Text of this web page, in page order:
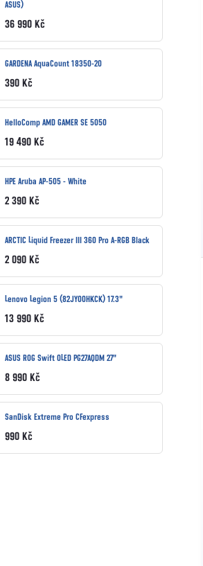
ASUS)
36 990 Kč
GARDENA AquaCount 18350-20
390 Kč
HelloComp AMD GAMER SE 5050
19 490 Kč
HPE Aruba AP-505 - White
2 390 Kč
ARCTIC Liquid Freezer III 360 Pro A-RGB Black
2 090 Kč
Lenovo Legion 5 (82JY00HKCK) 17.3"
13 990 Kč
ASUS ROG Swift OLED PG27AQDM 27"
8 990 Kč
SanDisk Extreme Pro CFexpress
990 Kč